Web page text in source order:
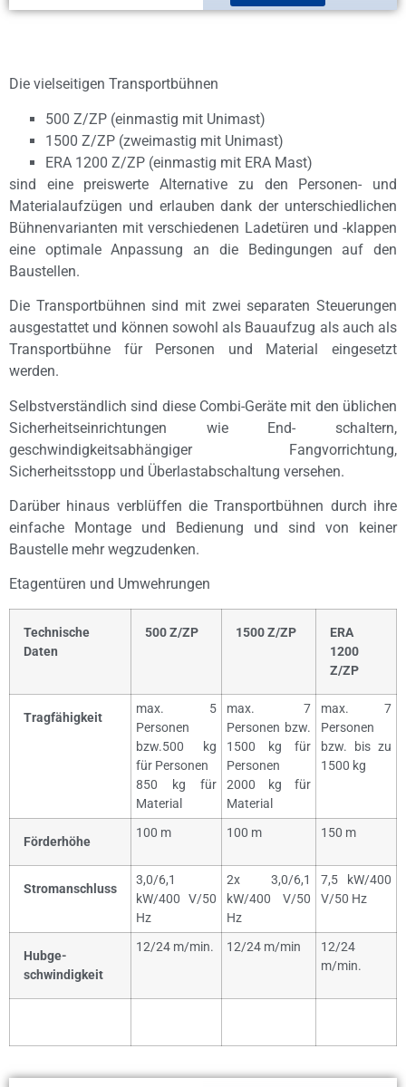
Die vielseitigen Transportbühnen
500 Z/ZP (einmastig mit Unimast)
1500 Z/ZP (zweimastig mit Unimast)
ERA 1200 Z/ZP (einmastig mit ERA Mast)
sind eine preiswerte Alternative zu den Personen- und
Materialaufzügen und erlauben dank der unterschiedlichen
Bühnenvarianten mit verschiedenen Ladetüren und -klappen
eine optimale Anpassung an die Bedingungen auf den
Baustellen.
Die Transportbühnen sind mit zwei separaten Steuerungen
ausgestattet und können sowohl als Bauaufzug als auch als
Transportbühne für Personen und Material eingesetzt
werden.
Selbstverständlich sind diese Combi-Geräte mit den üblichen
Sicherheitseinrichtungen wie End- schaltern,
geschwindigkeitsabhängiger Fangvorrichtung,
Sicherheitsstopp und Überlastabschaltung versehen.
Darüber hinaus verblüffen die Transportbühnen durch ihre
einfache Montage und Bedienung und sind von keiner
Baustelle mehr wegzudenken.
Etagentüren und Umwehrungen
Technische
Daten
500 Z/ZP 1500 Z/ZP
ERA
1200
Z/ZP
Tragfähigkeit
max. 5
Personen
bzw.500 kg
für Personen
850 kg für
Material
max. 7
Personen bzw.
1500 kg für
Personen
2000 kg für
Material
max. 7
Personen
bzw. bis zu
1500 kg
Förderhöhe
100 m 100 m 150 m
Stromanschluss
3,0/6,1
kW/400 V/50
Hz
2x 3,0/6,1
kW/400 V/50
Hz
7,5 kW/400
V/50 Hz
Hubge-
schwindigkeit
12/24 m/min. 12/24 m/min
12/24
m/min.